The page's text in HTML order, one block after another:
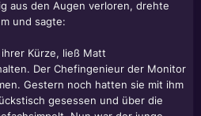
aus den Augen verloren, drehte
und sagte:
Kürze, ließ Matt
Der Chefingenieur der Monitor
Gestern noch hatten sie mit ihm
gesessen und über die